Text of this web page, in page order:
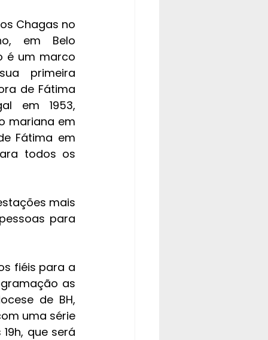
Chagas no
em Belo
é um marco
primeira
de Fátima
em 1953,
mariana em
Fátima em
todos os
mais
para
fiéis para a
as
de BH,
uma série
que será